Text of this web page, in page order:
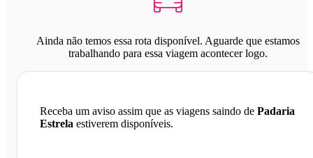
Ainda não temos essa rota disponível. Aguarde que estamos
trabalhando para essa viagem acontecer logo.
Receba um aviso assim que as viagens saindo de Padaria
Estrela estiverem disponíveis.